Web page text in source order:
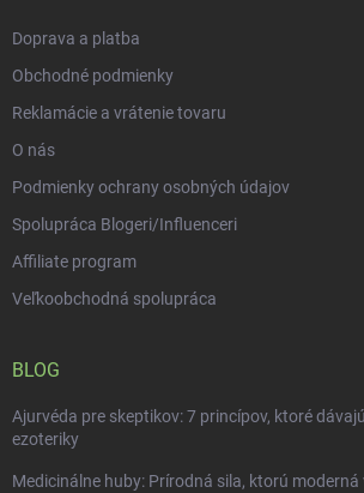
Doprava a platba
Obchodné podmienky
Reklamácie a vrátenie tovaru
O nás
Podmienky ochrany osobných údajov
Spolupráca Blogeri/Influenceri
Affiliate program
Veľkoobchodná spolupráca
BLOG
Ajurvéda pre skeptikov: 7 princípov, ktoré
ezoteriky
Medicinálne huby: Prírodná sila, ktorú moderná